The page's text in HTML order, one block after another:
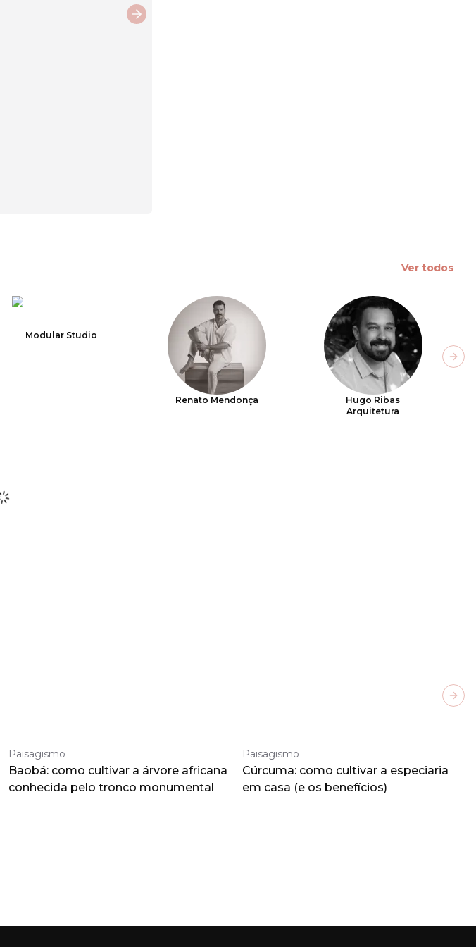
Next slide
Ver todos
Modular Studio
Renato Mendonça
Hugo Ribas
Arquitetura
Paisagismo
Baobá: como cultivar a árvore africana
conhecida pelo tronco monumental
Paisagismo
Cúrcuma: como cultivar a especiaria
em casa (e os benefícios)